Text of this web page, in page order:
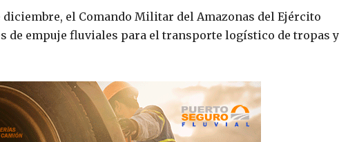
el Comando Militar del Amazonas del Ejército
de empuje fluviales para el transporte logístico de tropas y